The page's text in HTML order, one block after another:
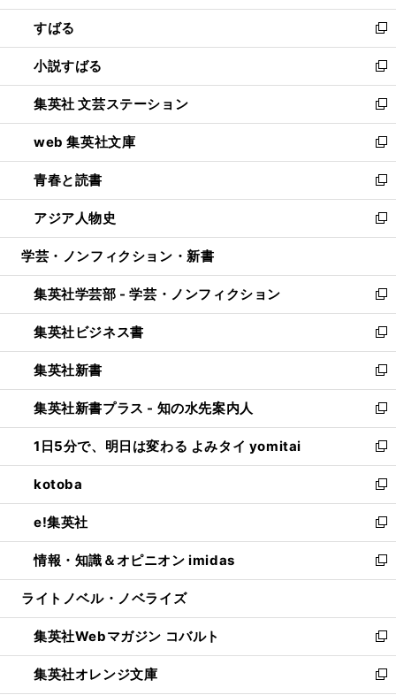
開
く
ウ
で
開
く
ン
ド
ウ
で
開
く
すばる
新
し
い
ウ
ィ
ン
ド
ウ
で
開
く
小説すばる
新
し
い
ウ
ィ
ン
ド
ウ
で
開
集英社 文芸ステーション
新
し
い
ウ
ィ
ン
ド
ウ
開
く
web 集英社文庫
新
し
い
ウ
ィ
ン
ウ
で
開
く
青春と読書
新
し
い
ウ
ン
ド
ウ
で
開
く
アジア人物史
新
し
ウ
ィ
ン
ド
ウ
で
開
く
学芸・ノンフィクション・新書
集英社学芸部 - 学芸・ノンフィクション
新
し
い
ウ
ィ
ン
ド
ウ
で
開
く
集英社ビジネス書
新
し
い
ウ
ィ
ン
ド
ウ
で
開
く
集英社新書
新
し
い
ウ
ィ
ン
ド
ウ
で
開
く
集英社新書プラス - 知の水先案内人
新
し
い
ウ
ィ
ン
ド
ウ
で
開
1日5分で、明日は変わる よみタイ yomitai
新
し
い
ウ
ィ
ン
ド
ウ
開
く
kotoba
新
し
い
ウ
ィ
ン
ウ
で
開
く
e!集英社
新
し
い
ウ
ン
ド
ウ
で
情報・知識＆オピニオン imidas
新
し
ウ
ィ
ン
ド
ライトノベル・ノベライズ
集英社Webマガジン コバルト
新
し
い
集英社オレンジ文庫
新